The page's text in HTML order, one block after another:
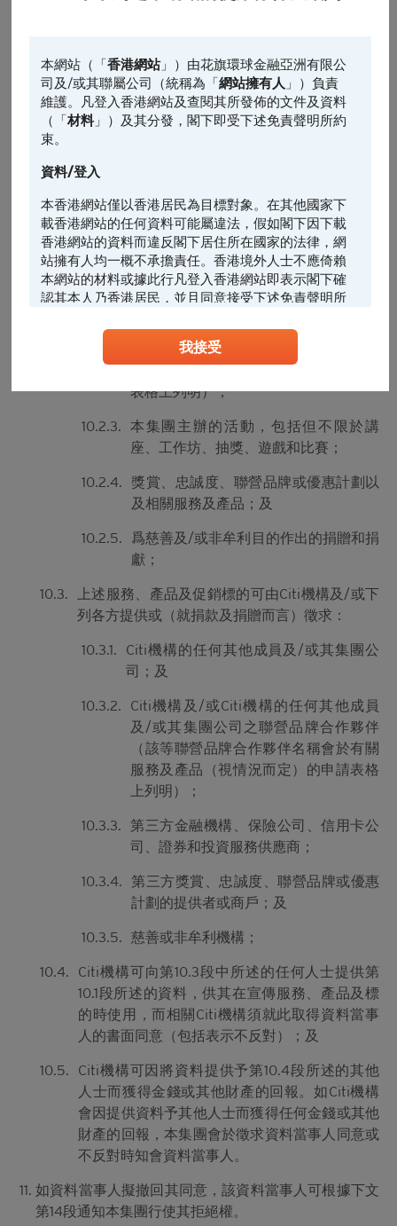
本網站（「香港網站」）由花旗環球金融亞洲有限公
司及/或其聯屬公司（統稱為「網站擁有人 」）負責
維護。凡登入香港網站及查閱其所發佈的文件及資料
（「材料」）及其分發，閣下即受下述免責聲明所約
束。
資料/登入
本香港網站僅以香港居民為目標對象。在其他國家下
載香港網站的任何資料可能屬違法，假如閣下因下載
香港網站的資料而違反閣下居住所在國家的法律，網
站擁有人均一概不承擔責任。香港境外人士不應倚賴
本網站的材料或據此行凡登入香港網站即表示閣下確
認其本人乃香港居民，並且同意接受下述免責聲明所
任何人士登入本香港網站或可能管有其中所載材料，
應當查明及遵照任何適用的限制（包括本文所載
禁於適用法律或法規不容許分發、傳送、披露或發佈
的地區複製、分發、傳送、披露或發佈給當地人士，
到美國或直接或間接在美國或向任何美籍人士（定義
見1933年美國《證券法》S規例）傳閱。為遵守適用
設， 閣下不應在香港境外登入、瀏覽本香港網站及/
或下載當中任何內容。
並非邀約/意見/建議
本香港網站所載的材料僅供參考及討論用途，並不構
網站所提述或所指的結構性產品（「結構性產品」）
的一項（或其中一部分的）要約、邀請、招攬、誘
品或達成任何交易的意見或任何形式的建議。本網站
的內容並不構成任何合約或承諾的依據。本香港網站
或其材料不應被視為任何類型或形式的廣告、誘因或
所編製的材料僅概括以一般資訊接收者為對象，並無
特別以某一資訊接收者的具體需要作為考慮因素。
材料的依據乃來自網站擁有人認為可靠的公開資料來
源，然而，網站擁有人並無對材料進行核實，因此，
其他資料可予更改或撤回而不另行通知，網站擁有人
其聯繫人及關聯人士、各自的董事、高管人員及/或
僱員（包括參與編製或在本香港網站上刊發材料的各
人士）（統稱「 Citigroup」）或任何資料提供者，一
概不會對材料的真確性、準確性、完整性、充分性或
何類型的聲明或保證（不論明示或暗示）。本香港網
站所登載的材料僅作參考用途，資訊接收者不應賴作
定論或據此行事而不自行加以獨立核實或作出獨立判
香港網站所登載的指示性價格水平、披露材料、估值
或其他分析，其編製乃以我們真誠判定的假設及參數
為依據。所採用的假設及參數絕非唯一可經合理挑選
所得的選擇，因此，並不保證有關的引述、披露或分
我接受
在取得資料當事人同意（包括表示不反對）的前提下，
本集團可將該資料當事人的資料用於直接促銷。就此而
言，請注意：
的資料當事人的姓名、聯絡資料及數碼足跡（包
括cookies）用於直接促銷；
10.2. 可用作促銷下列類別的服務、產品及促銷標的：
10.2.1. 財務及相關服務及產品（包括結構性產
品）；
10.2.2. Citi機構聯營品牌合作夥伴提供之服務及
產品（該等聯營品牌合作夥伴名稱會於
有關服務及產品（視情況而定）的申請
表格上列明）；
10.2.3.
本集團主辦的活動，包括但不限於講
座、工作坊、抽獎、遊戲和比賽；
10.2.4.
獎賞、忠誠度、聯營品牌或優惠計劃以
及相關服務及產品；及
10.2.5.
爲慈善及/或非牟利目的作出的捐贈和捐
獻；
10.3.
上述服務、產品及促銷標的可由Citi機構及/或下
列各方提供或（就捐款及捐贈而言）徵求：
10.3.1.
Citi機構的任何其他成員及/或其集團公
司；及
10.3.2.
Citi機構及/或Citi機構的任何其他成員
及/或其集團公司之聯營品牌合作夥伴
（該等聯營品牌合作夥伴名稱會於有關
服務及產品（視情況而定）的申請表格
上列明）；
10.3.3.
第三方金融機構、保險公司、信用卡公
司、證券和投資服務供應商；
10.3.4.
第三方獎賞、忠誠度、聯營品牌或優惠
計劃的提供者或商戶；及
10.3.5. 慈善或非牟利機構；
10.4.
Citi機構可向第10.3段中所述的任何人士提供第
10.1段所述的資料，供其在宣傳服務、產品及標
的時使用，而相關Citi機構須就此取得資料當事
人的書面同意（包括表示不反對）；及
10.5.
Citi機構可因將資料提供予第10.4段所述的其他
人士而獲得金錢或其他財產的回報。如Citi機構
會因提供資料予其他人士而獲得任何金錢或其他
財產的回報，本集團會於徵求資料當事人同意或
不反對時知會資料當事人。
如資料當事人擬撤回其同意，該資料當事人可根據下文
第14段通知本集團行使其拒絕權。